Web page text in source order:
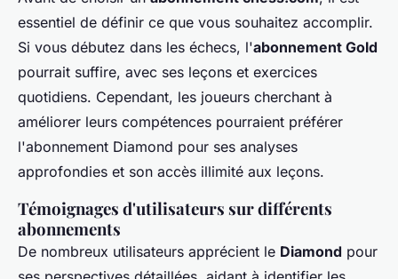
essentiel de définir ce que vous souhaitez accomplir.
Si vous débutez dans les échecs, l'abonnement Gold
pourrait suffire, avec ses leçons et exercices
quotidiens. Cependant, les joueurs cherchant à
améliorer leurs compétences pourraient préférer
l'abonnement Diamond pour ses analyses
approfondies et son accès illimité aux leçons.
Témoignages d'utilisateurs sur différents
abonnements
De nombreux utilisateurs apprécient le Diamond pour